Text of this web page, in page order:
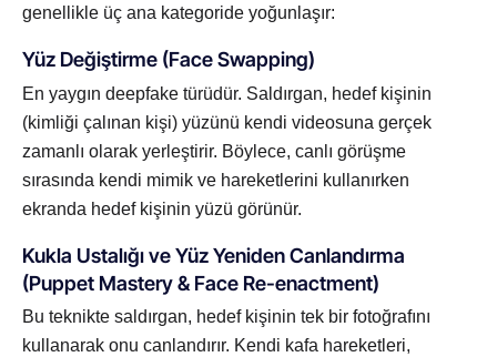
genellikle üç ana kategoride yoğunlaşır:
Yüz Değiştirme (Face Swapping)
En yaygın deepfake türüdür. Saldırgan, hedef kişinin
(kimliği çalınan kişi) yüzünü kendi videosuna gerçek
zamanlı olarak yerleştirir. Böylece, canlı görüşme
sırasında kendi mimik ve hareketlerini kullanırken
ekranda hedef kişinin yüzü görünür.
Kukla Ustalığı ve Yüz Yeniden Canlandırma
(Puppet Mastery & Face Re-enactment)
Bu teknikte saldırgan, hedef kişinin tek bir fotoğrafını
kullanarak onu canlandırır. Kendi kafa hareketleri,